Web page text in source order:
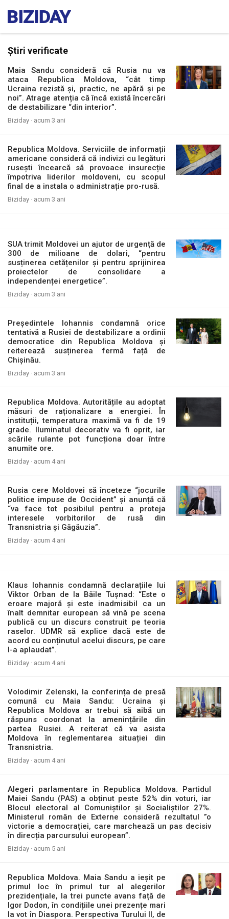
Știri verificate
Maia Sandu consideră că Rusia nu va
ataca Republica Moldova, “cât timp
Ucraina rezistă și, practic, ne apără și pe
noi”. Atrage atenția că încă există încercări
de destabilizare “din interior”.
Biziday · acum 3 ani
Republica Moldova. Serviciile de informații
americane consideră că indivizi cu legături
rusești încearcă să provoace insurecție
împotriva liderilor moldoveni, cu scopul
final de a instala o administrație pro-rusă.
Biziday · acum 3 ani
SUA trimit Moldovei un ajutor de urgență de
300 de milioane de dolari, “pentru
susținerea cetățenilor și pentru sprijinirea
proiectelor de consolidare a
independenței energetice”.
Biziday · acum 3 ani
Președintele Iohannis condamnă orice
tentativă a Rusiei de destabilizare a ordinii
democratice din Republica Moldova și
reiterează susținerea fermă față de
Chișinău.
Biziday · acum 3 ani
Republica Moldova. Autoritățile au adoptat
măsuri de raționalizare a energiei. În
instituții, temperatura maximă va fi de 19
grade. Iluminatul decorativ va fi oprit, iar
scările rulante pot funcționa doar între
anumite ore.
Biziday · acum 4 ani
Rusia cere Moldovei să înceteze “jocurile
politice impuse de Occident” și anunță că
“va face tot posibilul pentru a proteja
interesele vorbitorilor de rusă din
Transnistria și Găgăuzia”.
Biziday · acum 4 ani
Klaus Iohannis condamnă declarațiile lui
Viktor Orban de la Băile Tușnad: “Este o
eroare majoră şi este inadmisibil ca un
înalt demnitar european să vină pe scena
publică cu un discurs construit pe teoria
raselor. UDMR să explice dacă este de
acord cu conținutul acelui discurs, pe care
l-a aplaudat”.
Biziday · acum 4 ani
Volodimir Zelenski, la conferința de presă
comună cu Maia Sandu: Ucraina și
Republica Moldova ar trebui să aibă un
răspuns coordonat la amenințările din
partea Rusiei. A reiterat că va asista
Moldova în reglementarea situației din
Transnistria.
Biziday · acum 4 ani
Alegeri parlamentare în Republica Moldova. Partidul
Maiei Sandu (PAS) a obținut peste 52% din voturi, iar
Blocul electoral al Comuniștilor și Socialiștilor 27%.
Ministerul român de Externe consideră rezultatul ”o
victorie a democrației, care marchează un pas decisiv
în direcția parcursului european”.
Biziday · acum 5 ani
Republica Moldova. Maia Sandu a ieșit pe
primul loc în primul tur al alegerilor
prezidențiale, la trei puncte avans față de
Igor Dodon, în condițiile unei prezențe mari
la vot în Diaspora. Perspectiva Turului II, de